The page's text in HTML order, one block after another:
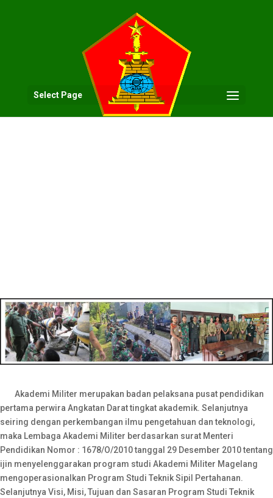
Select Page
Akademi Militer merupakan badan pelaksana pusat pendidikan
pertama perwira Angkatan Darat tingkat akademik. Selanjutnya
seiring dengan perkembangan ilmu pengetahuan dan teknologi,
maka Lembaga Akademi Militer berdasarkan surat Menteri
Pendidikan Nomor : 1678/O/2010 tanggal 29 Desember 2010 tentang
ijin menyelenggarakan program studi Akademi Militer Magelang
mengoperasionalkan Program Studi Teknik Sipil Pertahanan.
Selanjutnya Visi, Misi, Tujuan dan Sasaran Program Studi Teknik